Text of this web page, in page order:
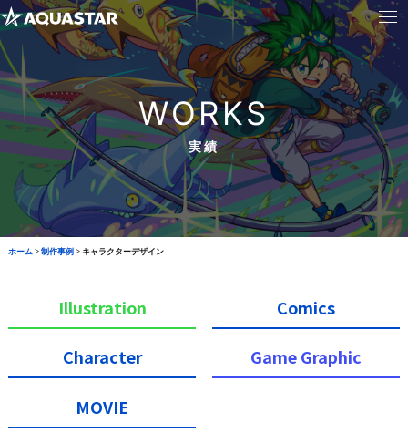
WORKS
実績
ホーム> 制作事例 > キャラクターデザイン
Illustration Comics
Character Game Graphic
MOVIE